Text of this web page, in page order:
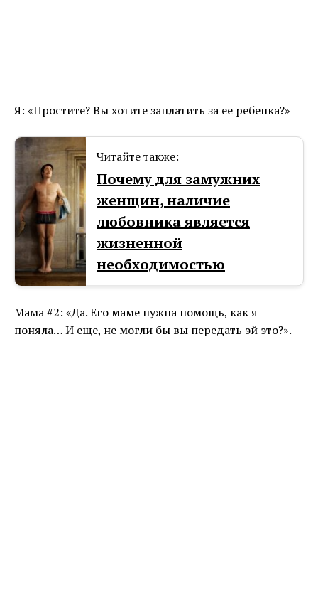
Я: «Простите? Вы хотите заплатить за ее ребенка?»
Читайте также:
Почему для замужних
женщин, наличие
любовника является
жизненной
необходимостью
Мама #2: «Да. Его маме нужна помощь, как я
поняла… И еще, не могли бы вы передать эй это?».